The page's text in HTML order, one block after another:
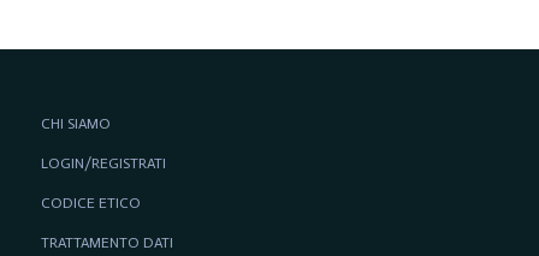
CHI SIAMO
LOGIN/REGISTRATI
CODICE ETICO
TRATTAMENTO DATI